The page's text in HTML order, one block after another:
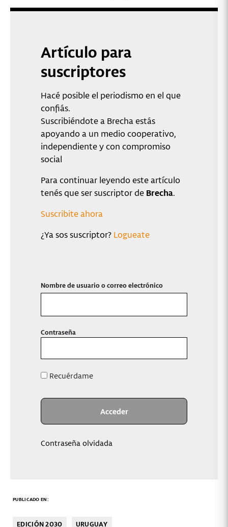
Artículo para
suscriptores
Hacé posible el periodismo en el que
confiás.
Suscribiéndote a Brecha estás
apoyando a un medio cooperativo,
independiente y con compromiso
social
Para continuar leyendo este artículo
tenés que ser suscriptor de Brecha.
Suscribite ahora
¿Ya sos suscriptor? Logueate
Nombre de usuario o correo electrónico
Contraseña
Recuérdame
Contraseña olvidada
PUBLICADO EN:
EDICIÓN 2030 URUGUAY